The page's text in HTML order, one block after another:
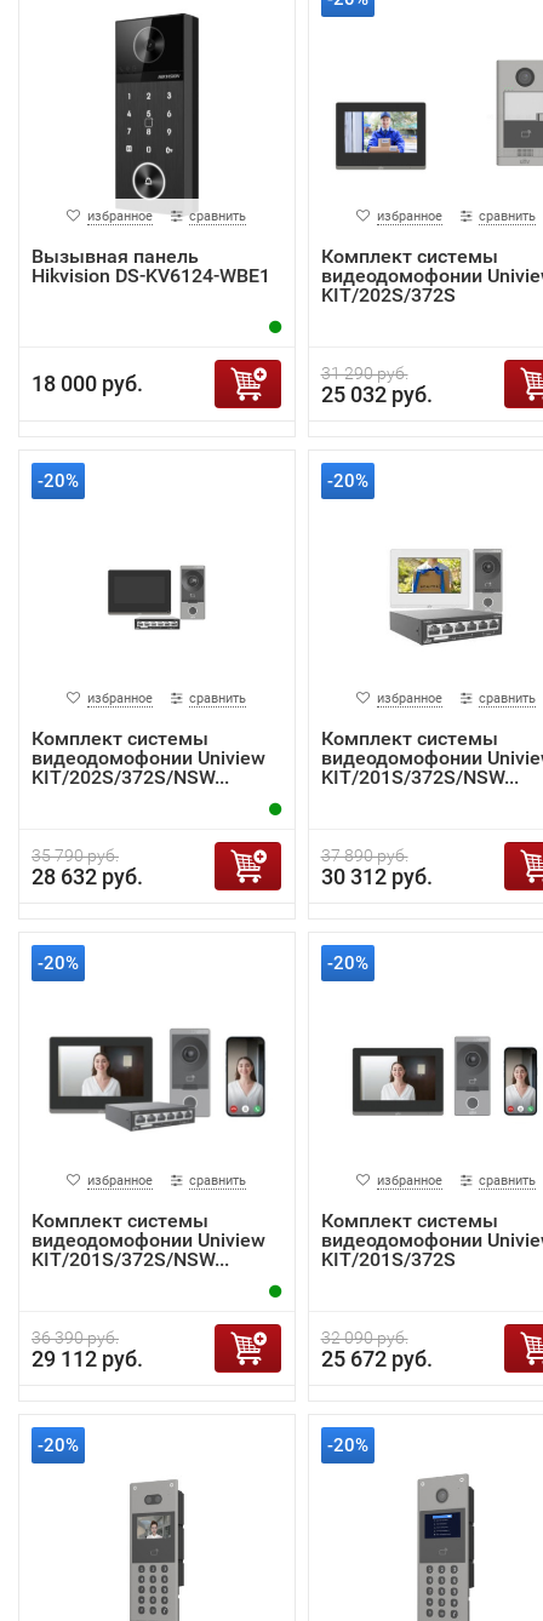
избранное сравнить
Вызывная панель
Hikvision DS-KV6124-WBE1
18 000 руб.
избранное сравнить
Комплект системы
видеодомофонии
KIT/202S/372S
31 290 руб.
25 032 руб.
-20%
избранное сравнить
Комплект системы
видеодомофонии Uniview
KIT/202S/372S/NSW...
35 790 руб.
28 632 руб.
-20%
избранное сравнить
Комплект системы
видеодомофонии
KIT/201S/372S/NSW...
37 890 руб.
30 312 руб.
-20%
избранное сравнить
Комплект системы
видеодомофонии Uniview
KIT/201S/372S/NSW...
36 390 руб.
29 112 руб.
-20%
избранное сравнить
Комплект системы
видеодомофонии
KIT/201S/372S
32 090 руб.
25 672 руб.
-20% -20%